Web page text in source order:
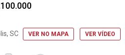
SC VER NO MAPA VER VÍDEO